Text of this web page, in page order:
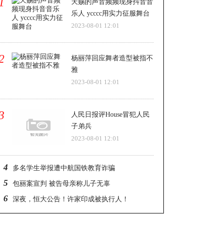
天赐的声音频频现身抖音音
乐人 ycccc用实力征服舞台
2023-08-01 12:01
杨丽萍回应舞者造型被指不
雅
2023-08-01 12:01
人民日报评House冒犯人民
子弟兵
2023-08-01 12:01
4 多名学生举报遭中航国铁教育诈骗
5 包丽案宣判 被告母亲称儿子无辜
6 深夜，恒大公告！许家印成被执行人！